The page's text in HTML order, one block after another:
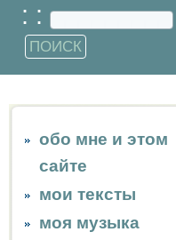
: :
обо мне и этом
сайте
мои тексты
моя музыка